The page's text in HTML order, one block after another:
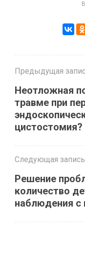
Предыдущая
Неотложная
травме при
цистостомия?
Следующая запись
Решение
количество
наблюдения с